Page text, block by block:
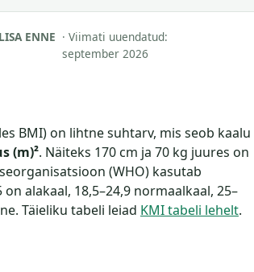
ENNE · Viimati uuendatud:
september 2026
BMI) on lihtne suhtarv, mis seob kaalu
(m)². Näiteks 170 cm ja 70 kg juures on
(WHO) kasutab
alakaal, 18,5–24,9 normaalkaal, 25–
Täieliku tabeli leiad KMI tabeli lehelt.